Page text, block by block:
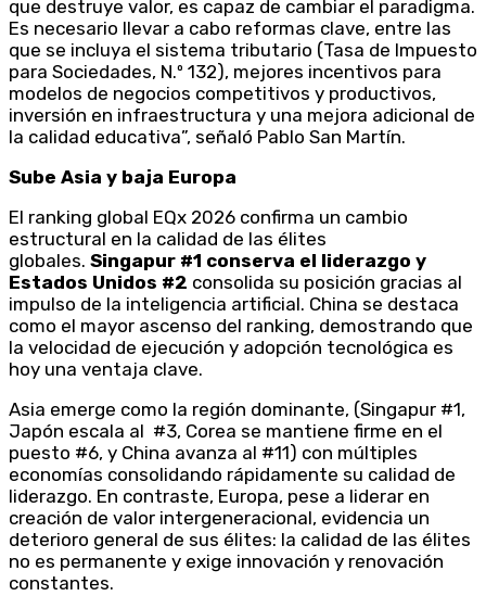
que destruye valor, es capaz de cambiar el paradigma.
Es necesario llevar a cabo reformas clave, entre las
que se incluya el sistema tributario (Tasa de Impuesto
para Sociedades, N.º 132), mejores incentivos para
modelos de negocios competitivos y productivos,
inversión en infraestructura y una mejora adicional de
la calidad educativa”, señaló Pablo San Martín.
Sube Asia y baja Europa
El ranking global EQx 2026 confirma un cambio
estructural en la calidad de las élites
globales. Singapur #1 conserva el liderazgo y
Estados Unidos #2 consolida su posición gracias al
impulso de la inteligencia artificial. China se destaca
como el mayor ascenso del ranking, demostrando que
la velocidad de ejecución y adopción tecnológica es
hoy una ventaja clave.
Asia emerge como la región dominante, (Singapur #1,
Japón escala al #3, Corea se mantiene firme en el
puesto #6, y China avanza al #11) con múltiples
economías consolidando rápidamente su calidad de
liderazgo. En contraste, Europa, pese a liderar en
creación de valor intergeneracional, evidencia un
deterioro general de sus élites: la calidad de las élites
no es permanente y exige innovación y renovación
constantes.